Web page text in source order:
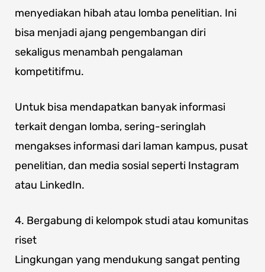
menyediakan hibah atau lomba penelitian. Ini
bisa menjadi ajang pengembangan diri
sekaligus menambah pengalaman
kompetitifmu.
Untuk bisa mendapatkan banyak informasi
terkait dengan lomba, sering-seringlah
mengakses informasi dari laman kampus, pusat
penelitian, dan media sosial seperti Instagram
atau LinkedIn.
4. Bergabung di kelompok studi atau komunitas
riset
Lingkungan yang mendukung sangat penting